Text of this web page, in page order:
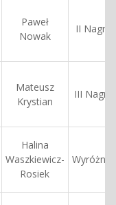
Paweł
Nowak
II
Mateusz
Krystian
III
Halina
Waszkiewicz-
Rosiek